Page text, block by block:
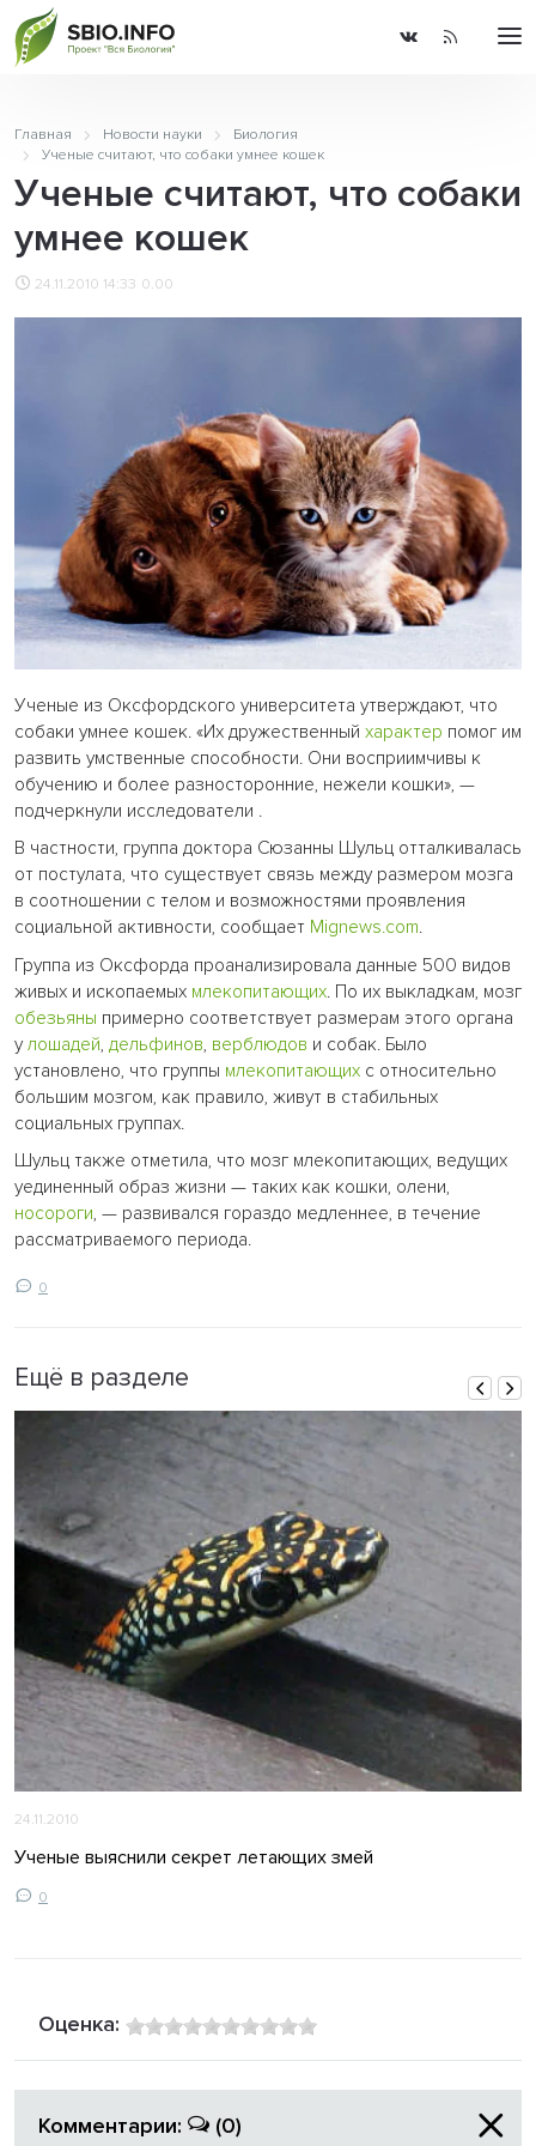
Главная Новости науки
Биология
Ученые считают, что собаки умнее кошек
Ученые считают, что собаки
умнее кошек
24.11.2010 14:33 0.00
Ученые из Оксфордского университета утверждают, что
собаки умнее кошек. «Их дружественный характер помог им
развить умственные способности. Они восприимчивы к
обучению и более разносторонние, нежели кошки», —
подчеркнули исследователи .
В частности, группа доктора Сюзанны Шульц отталкивалась
от постулата, что существует связь между размером мозга
в соотношении с телом и возможностями проявления
социальной активности, сообщает Mignews.com.
Группа из Оксфорда проанализировала данные 500 видов
живых и ископаемых млекопитающих. По их выкладкам, мозг
обезьяны примерно соответствует размерам этого органа
улошадей, дельфинов, верблюдов и собак. Было
установлено, что группы млекопитающих с относительно
большим мозгом, как правило, живут в стабильных
социальных группах.
Шульц также отметила, что мозг млекопитающих, ведущих
уединенный образ жизни — таких как кошки, олени,
носороги, — развивался гораздо медленнее, в течение
рассматриваемого периода.
0
Ещё в разделе
24.11.2010
Ученые выяснили секрет летающих змей
0
Оценка:
Комментарии: (0)